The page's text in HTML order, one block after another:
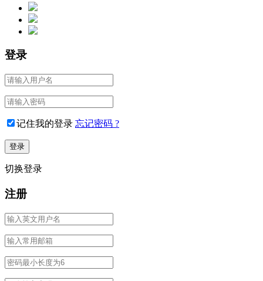
登录
记住我的登录 忘记密码 ?
切换登录
注册